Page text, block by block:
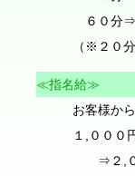
６０分⇒
（※２０
≪指名給≫
お客様か
１,０００
⇒２,０